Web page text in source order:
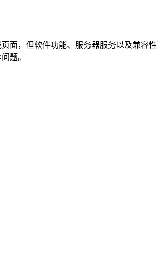
面，但软件功能、服务器服务以及兼容
题。